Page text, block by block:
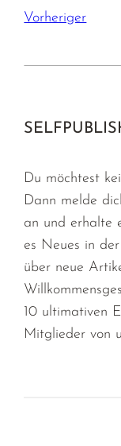
Vorheriger
Du möchtest
Dann melde
an und erhalte
es Neues in
über neue
10 ultimativen
Mitglieder von